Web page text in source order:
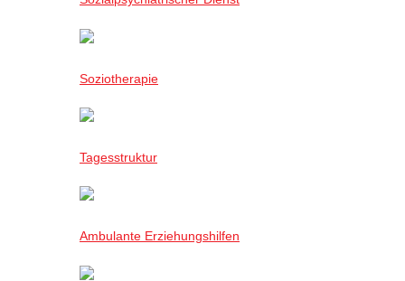
Soziotherapie
Tagesstruktur
Ambulante Erziehungshilfen